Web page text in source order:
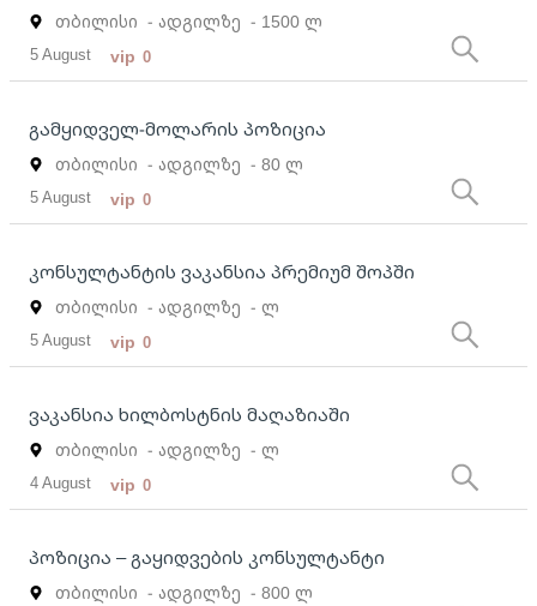
თბილისი - ადგილზე - 1500 ლ
5 August vip 0
გამყიდველ-მოლარის პოზიცია
თბილისი - ადგილზე - 80 ლ
5 August vip 0
კონსულტანტის ვაკანსია პრემიუმ შოპში
თბილისი - ადგილზე - ლ
5 August vip 0
ვაკანსია ხილბოსტნის მაღაზიაში
თბილისი - ადგილზე - ლ
4 August vip 0
პოზიცია – გაყიდვების კონსულტანტი
თბილისი - ადგილზე - 800 ლ